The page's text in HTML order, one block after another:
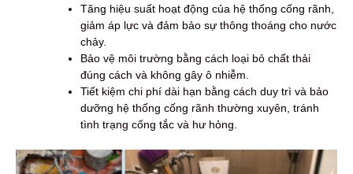
Tăng hiệu suất hoạt động của hệ thống cống rãnh,
giảm áp lực và đảm bảo sự thông thoáng cho nước
chảy.
Bảo vệ môi trường bằng cách loại bỏ chất thải
đúng cách và không gây ô nhiễm.
Tiết kiệm chi phí dài hạn bằng cách duy trì và bảo
dưỡng hệ thống cống rãnh thường xuyên, tránh
tình trạng cống tắc và hư hỏng.